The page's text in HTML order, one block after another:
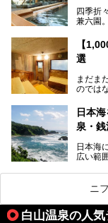
この記
です。
今、も
りまし
「加賀
全館貸
れちゃ
四季折
兼六園
ア。国
京から
魅力で
り、観
でおす
【
選
まだま
のでは
今回は
で楽し
など、
日本
泉・
日本海
広い範
車で行
しんで
温泉
します
ニ
白山温泉の人